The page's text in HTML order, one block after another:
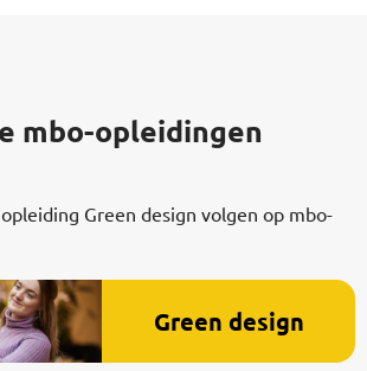
mbo-opleidingen
Green design volgen op mbo-
Green design